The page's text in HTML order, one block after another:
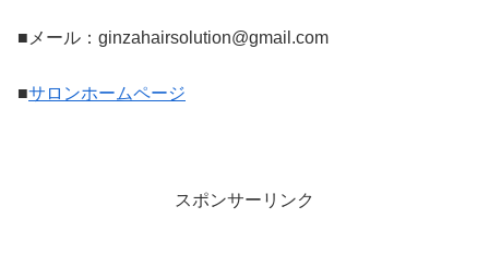
■メール：ginzahairsolution@gmail.com
■サロンホームページ
スポンサーリンク